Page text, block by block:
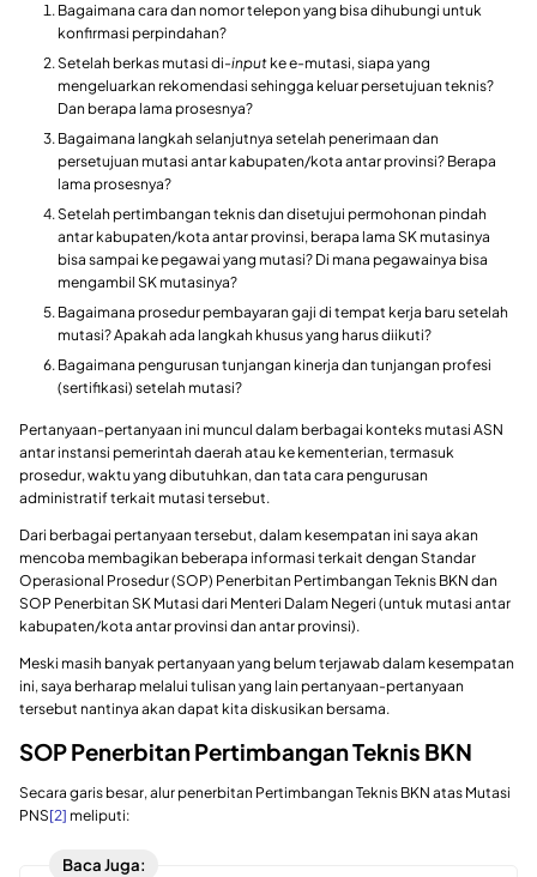
Bagaimana cara dan nomor telepon yang bisa dihubungi untuk
konfirmasi perpindahan?
Setelah berkas mutasi di-input ke e-mutasi, siapa yang
mengeluarkan rekomendasi sehingga keluar persetujuan teknis?
Dan berapa lama prosesnya?
Bagaimana langkah selanjutnya setelah penerimaan dan
persetujuan mutasi antar kabupaten/kota antar provinsi? Berapa
lama prosesnya?
Setelah pertimbangan teknis dan disetujui permohonan pindah
antar kabupaten/kota antar provinsi, berapa lama SK mutasinya
bisa sampai ke pegawai yang mutasi? Di mana pegawainya bisa
mengambil SK mutasinya?
Bagaimana prosedur pembayaran gaji di tempat kerja baru setelah
mutasi? Apakah ada langkah khusus yang harus diikuti?
Bagaimana pengurusan tunjangan kinerja dan tunjangan profesi
(sertifikasi) setelah mutasi?
Pertanyaan-pertanyaan ini muncul dalam berbagai konteks mutasi ASN
antar instansi pemerintah daerah atau ke kementerian, termasuk
prosedur, waktu yang dibutuhkan, dan tata cara pengurusan
administratif terkait mutasi tersebut.
Dari berbagai pertanyaan tersebut, dalam kesempatan ini saya akan
mencoba membagikan beberapa informasi terkait dengan Standar
Operasional Prosedur (SOP) Penerbitan Pertimbangan Teknis BKN dan
SOP Penerbitan SK Mutasi dari Menteri Dalam Negeri (untuk mutasi antar
kabupaten/kota antar provinsi dan antar provinsi).
Meski masih banyak pertanyaan yang belum terjawab dalam kesempatan
ini, saya berharap melalui tulisan yang lain pertanyaan-pertanyaan
tersebut nantinya akan dapat kita diskusikan bersama.
SOP Penerbitan Pertimbangan Teknis BKN
Secara garis besar, alur penerbitan Pertimbangan Teknis BKN atas Mutasi
PNS[2] meliputi:
Baca Juga: